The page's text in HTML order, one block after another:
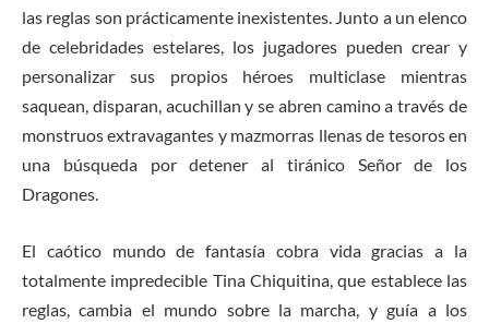
las reglas son prácticamente inexistentes. Junto a un elenco
de celebridades estelares, los jugadores pueden crear y
personalizar sus propios héroes multiclase mientras
saquean, disparan, acuchillan y se abren camino a través de
monstruos extravagantes y mazmorras llenas de tesoros en
una búsqueda por detener al tiránico Señor de los
Dragones.
El caótico mundo de fantasía cobra vida gracias a la
totalmente impredecible Tina Chiquitina, que establece las
reglas, cambia el mundo sobre la marcha, y guía a los